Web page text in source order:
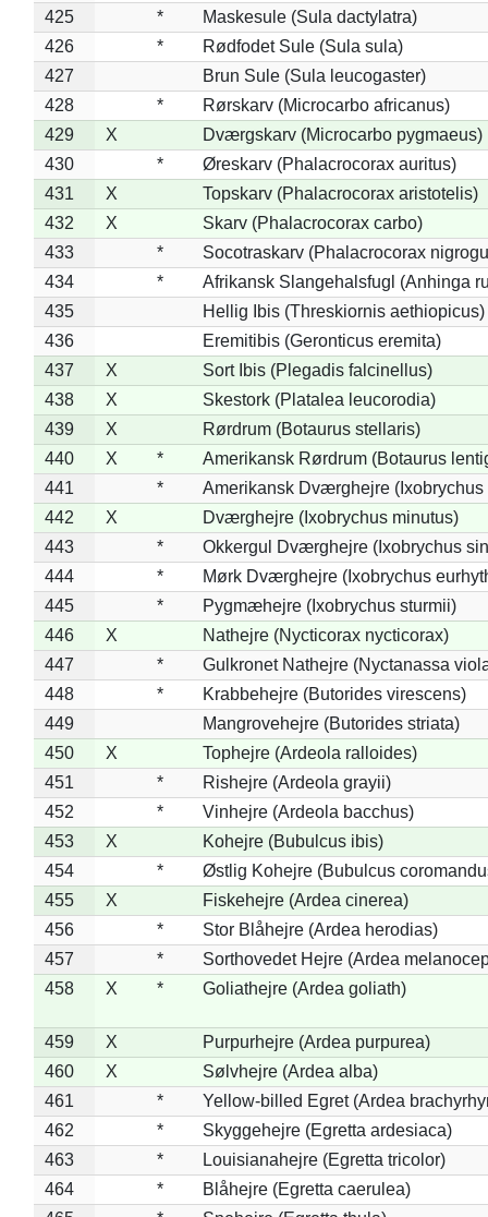
425
*
Maskesule (Sula dactylatra)
426
*
Rødfodet Sule (Sula sula)
427
Brun Sule (Sula leucogaster)
428
*
Rørskarv (Microcarbo africanus)
429
X
Dværgskarv (Microcarbo pygmaeus)
430
*
Øreskarv (Phalacrocorax auritus)
431
X
Topskarv (Phalacrocorax aristotelis)
432
X
Skarv (Phalacrocorax carbo)
433
*
Socotraskarv (Phalacrocorax
434
*
Afrikansk Slangehalsfugl (Anhinga
435
Hellig Ibis (Threskiornis aethiopicus)
436
Eremitibis (Geronticus eremita)
437
X
Sort Ibis (Plegadis falcinellus)
438
X
Skestork (Platalea leucorodia)
439
X
Rørdrum (Botaurus stellaris)
440
X *
Amerikansk Rørdrum (Botaurus
441
*
Amerikansk Dværghejre (Ixobrychus
442
X
Dværghejre (Ixobrychus minutus)
443
*
Okkergul Dværghejre (Ixobrychus
444
*
Mørk Dværghejre (Ixobrychus
445
*
Pygmæhejre (Ixobrychus sturmii)
446
X
Nathejre (Nycticorax nycticorax)
447
*
Gulkronet Nathejre (Nyctanassa
448
*
Krabbehejre (Butorides virescens)
449
Mangrovehejre (Butorides striata)
450
X
Tophejre (Ardeola ralloides)
451
*
Rishejre (Ardeola grayii)
452
*
Vinhejre (Ardeola bacchus)
453
X
Kohejre (Bubulcus ibis)
454
*
Østlig Kohejre (Bubulcus
455
X
Fiskehejre (Ardea cinerea)
456
*
Stor Blåhejre (Ardea herodias)
457
*
Sorthovedet Hejre (Ardea
458
X * Goliathejre (Ardea goliath)
459 X
Purpurhejre (Ardea purpurea)
460
X
Sølvhejre (Ardea alba)
461
*
Yellow-billed Egret (Ardea
462
*
Skyggehejre (Egretta ardesiaca)
463
*
Louisianahejre (Egretta tricolor)
464
*
Blåhejre (Egretta caerulea)